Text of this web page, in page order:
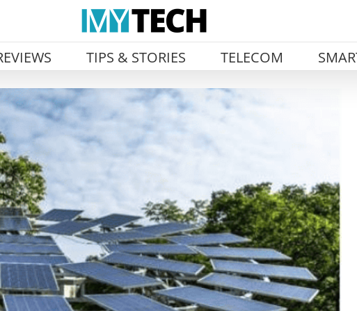
TIPS & STORIES TELECOM